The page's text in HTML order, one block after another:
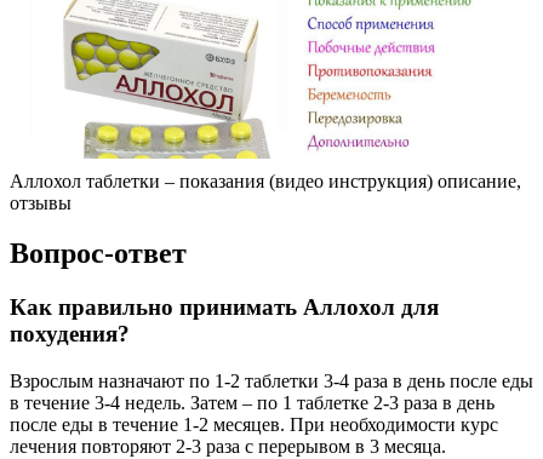
Аллохол таблетки – показания (видео инструкция) описание,
отзывы
Вопрос-ответ
Как правильно принимать Аллохол для
похудения?
Взрослым назначают по 1-2 таблетки 3-4 раза в день после еды
в течение 3-4 недель. Затем – по 1 таблетке 2-3 раза в день
после еды в течение 1-2 месяцев. При необходимости курс
лечения повторяют 2-3 раза с перерывом в 3 месяца.